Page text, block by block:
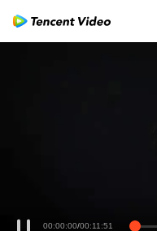
00:00:00/00:11:51